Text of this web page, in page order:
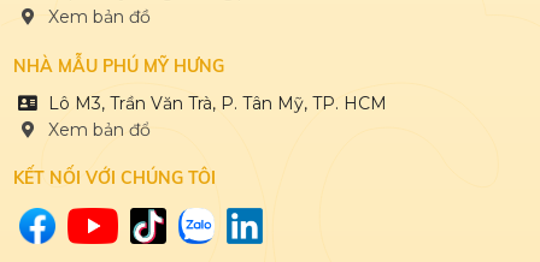
Xem bản đồ
NHÀ MẪU PHÚ MỸ HƯNG
Lô M3, Trần Văn Trà, P. Tân Mỹ, TP. HCM
Xem bản đổ
KẾT NỐI VỚI CHÚNG TÔI